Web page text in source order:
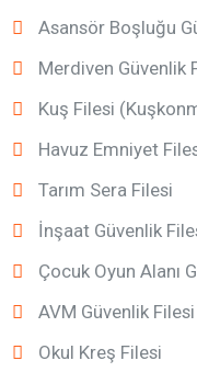
Asansör Boşluğu
Merdiven Güvenlik
Kuş Filesi
Havuz Emniyet
Tarım Sera Filesi
İnşaat Güvenlik
Çocuk Oyun Alanı
AVM Güvenlik Filesi
Okul Kreş Filesi